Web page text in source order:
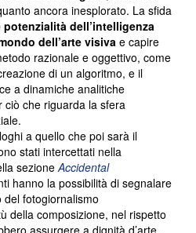
ancora inesplorato. La sfida
potenzialità dell’intelligenza
dell’arte visiva e capire
razionale e oggettivo, come
di un algoritmo, e il
a dinamiche analitiche
che riguarda la sfera
a quello che poi sarà il
stati intercettati nella
sezioneAccidental
hanno la possibilità di segnalare
fotogiornalismo
della composizione, nel rispetto